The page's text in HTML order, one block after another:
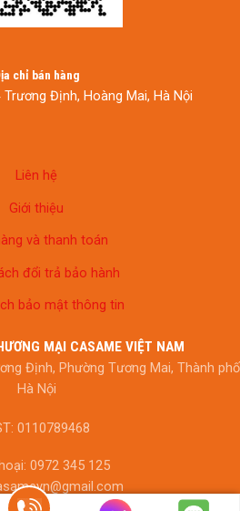
chỉ bán hàng
Định, Hoàng Mai, Hà Nội
Liên hệ
Giới thiệu
và thanh toán
đổi trả bảo hành
bảo mật thông tin
MẠI CASAME VIỆT NAM
Định, Phường Tương Mai, Thành phố
Hà Nội
0110789468
0972 345 125